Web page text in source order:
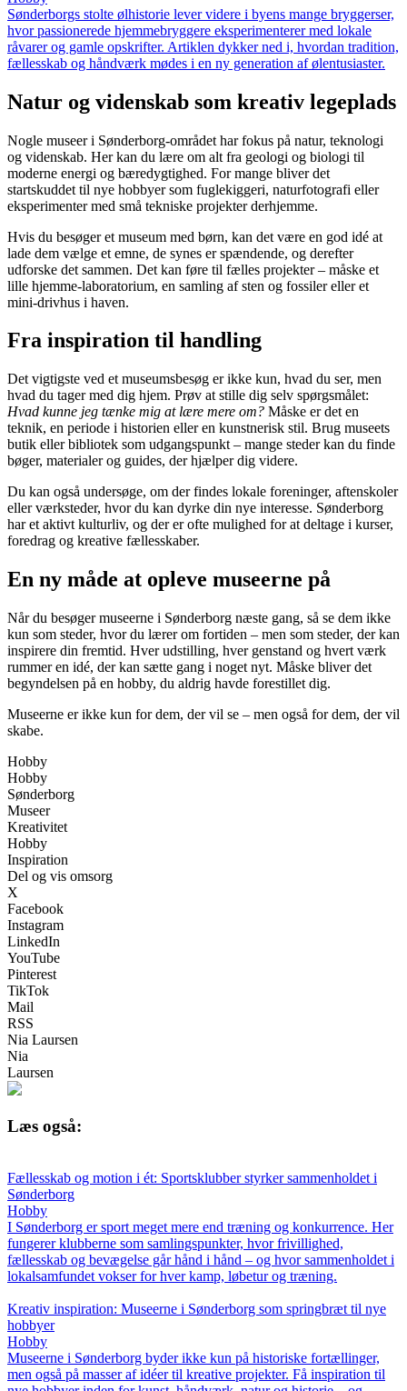
Sønderborgs stolte ølhistorie lever videre i byens mange bryggerser,
hvor passionerede hjemmebryggere eksperimenterer med lokale
råvarer og gamle opskrifter. Artiklen dykker ned i, hvordan tradition,
fællesskab og håndværk mødes i en ny generation af ølentusiaster.
Natur og videnskab som kreativ legeplads
Nogle museer i Sønderborg-området har fokus på natur, teknologi
og videnskab. Her kan du lære om alt fra geologi og biologi til
moderne energi og bæredygtighed. For mange bliver det
startskuddet til nye hobbyer som fuglekiggeri, naturfotografi eller
eksperimenter med små tekniske projekter derhjemme.
Hvis du besøger et museum med børn, kan det være en god idé at
lade dem vælge et emne, de synes er spændende, og derefter
udforske det sammen. Det kan føre til fælles projekter – måske et
lille hjemme-laboratorium, en samling af sten og fossiler eller et
mini-drivhus i haven.
Fra inspiration til handling
Det vigtigste ved et museumsbesøg er ikke kun, hvad du ser, men
hvad du tager med dig hjem. Prøv at stille dig selv spørgsmålet:
Hvad kunne jeg tænke mig at lære mere om? Måske er det en
teknik, en periode i historien eller en kunstnerisk stil. Brug museets
butik eller bibliotek som udgangspunkt – mange steder kan du finde
bøger, materialer og guides, der hjælper dig videre.
Du kan også undersøge, om der findes lokale foreninger, aftenskoler
eller værksteder, hvor du kan dyrke din nye interesse. Sønderborg
har et aktivt kulturliv, og der er ofte mulighed for at deltage i kurser,
foredrag og kreative fællesskaber.
En ny måde at opleve museerne på
Når du besøger museerne i Sønderborg næste gang, så se dem ikke
kun som steder, hvor du lærer om fortiden – men som steder, der kan
inspirere din fremtid. Hver udstilling, hver genstand og hvert værk
rummer en idé, der kan sætte gang i noget nyt. Måske bliver det
begyndelsen på en hobby, du aldrig havde forestillet dig.
Museerne er ikke kun for dem, der vil se – men også for dem, der vil
skabe.
Hobby
Hobby
Sønderborg
Museer
Kreativitet
Hobby
Inspiration
Del og vis omsorg
X
Facebook
Instagram
LinkedIn
YouTube
Pinterest
TikTok
Mail
RSS
Nia Laursen
Nia
Laursen
Læs også:
Fællesskab og motion i ét: Sportsklubber styrker sammenholdet i
Sønderborg
Hobby
I Sønderborg er sport meget mere end træning og konkurrence. Her
fungerer klubberne som samlingspunkter, hvor frivillighed,
fællesskab og bevægelse går hånd i hånd – og hvor sammenholdet i
lokalsamfundet vokser for hver kamp, løbetur og træning.
Kreativ inspiration: Museerne i Sønderborg som springbræt til nye
hobbyer
Hobby
Museerne i Sønderborg byder ikke kun på historiske fortællinger,
men også på masser af idéer til kreative projekter. Få inspiration til